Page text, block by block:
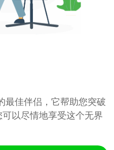
最佳伴侣，它帮助您突破
以尽情地享受这个无界